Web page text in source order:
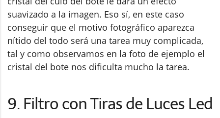
suavizado a la imagen. Eso sí, en este caso
conseguir que el motivo fotográfico aparezca
nítido del todo será una tarea muy complicada,
tal y como observamos en la foto de ejemplo el
cristal del bote nos dificulta mucho la tarea.
9. Filtro con Tiras de Luces Led